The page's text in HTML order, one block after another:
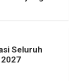
Seluruh